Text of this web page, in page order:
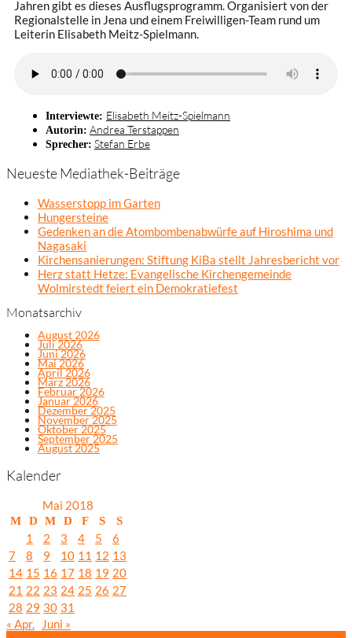
Jahren gibt es dieses Ausflugsprogramm. Organisiert von der
Regionalstelle in Jena und einem Freiwilligen-Team rund um
Leiterin Elisabeth Meitz-Spielmann.
Interviewte: Elisabeth Meitz-Spielmann
Autorin: Andrea Terstappen
Sprecher: Stefan Erbe
Neueste Mediathek-Beiträge
Wasserstopp im Garten
Hungersteine
Gedenken an die Atombombenabwürfe auf Hiroshima und
Nagasaki
Kirchensanierungen: Stiftung KiBa stellt Jahresbericht vor
Herz statt Hetze: Evangelische Kirchengemeinde
Wolmirstedt feiert ein Demokratiefest
Monatsarchiv
August 2026
Juli 2026
Juni 2026
Mai 2026
April 2026
März 2026
Februar 2026
Januar 2026
Dezember 2025
November 2025
Oktober 2025
September 2025
August 2025
Kalender
Mai 2018
M D M D F S S
1 2 3 4 5
6
7
8 9 10 11 12 13
14 15 16 17 18 19 20
21 22 23 24 25 26 27
28 29 30 31
« Apr.
Juni »